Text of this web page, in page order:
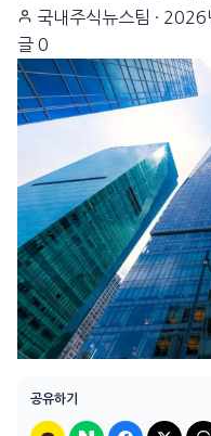
국내주식뉴스팀 · 2026
글 0
공유하기